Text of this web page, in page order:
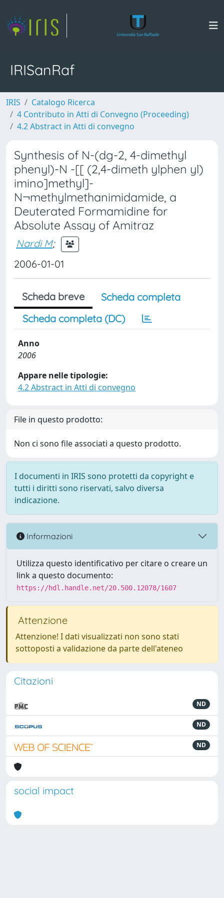
IRISanRaf
IRIS
Catalogo Ricerca
4 Contributo in Atti di Convegno (Proceeding)
4.2 Abstract in Atti di convegno
Synthesis of N-(dg-2, 4-dimethyl
phenyl)-N -[[ (2,4-dimeth ylphen yl)
imino]methyl]-
N¬methylmethanimidamide, a
Deuterated Formamidine for
Absolute Assay of Amitraz
Nardi M;
2006-01-01
Scheda breve
Scheda completa
Scheda completa (DC)
Anno
2006
Appare nelle tipologie:
4.2 Abstract in Atti di convegno
File in questo prodotto:
Non ci sono file associati a questo prodotto.
I documenti in IRIS sono protetti da copyright e
tutti i diritti sono riservati, salvo diversa
indicazione.
Informazioni
Utilizza questo identificativo per citare o creare un
link a questo documento:
https://hdl.handle.net/20.500.12078/1607
Attenzione
Attenzione! I dati visualizzati non sono stati
sottoposti a validazione da parte dell'ateneo
Citazioni
ND
ND
ND
social impact